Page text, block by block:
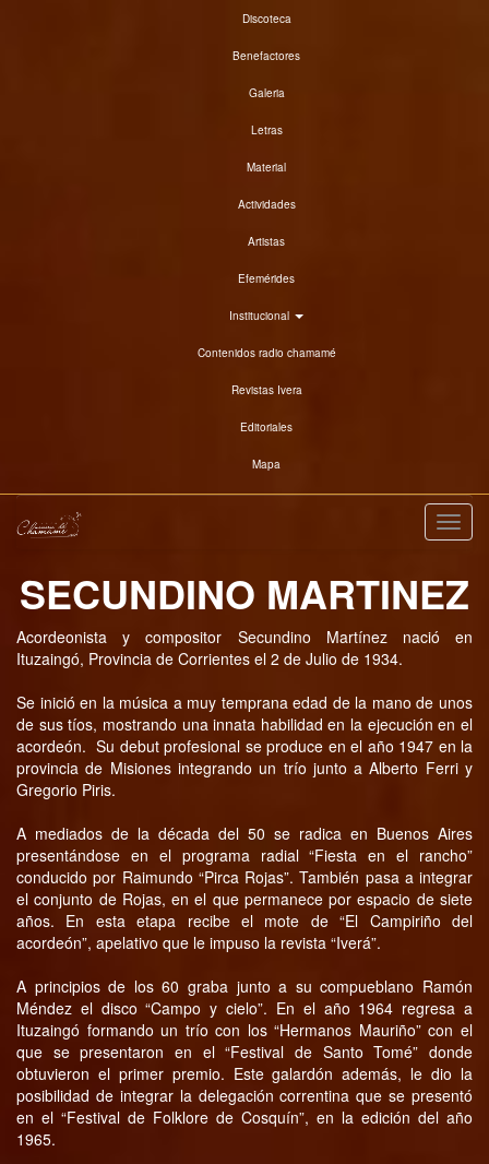
Discoteca
Benefactores
Galeria
Letras
Material
Actividades
Artistas
Efemérides
Institucional
Contenidos radio chamamé
Revistas Ivera
Editoriales
Mapa
SECUNDINO MARTINEZ
Acordeonista y compositor Secundino Martínez nació en
Ituzaingó, Provincia de Corrientes el 2 de Julio de 1934.
Se inició en la música a muy temprana edad de la mano de unos
de sus tíos, mostrando una innata habilidad en la ejecución en el
acordeón. Su debut profesional se produce en el año 1947 en la
provincia de Misiones integrando un trío junto a Alberto Ferri y
Gregorio Piris.
A mediados de la década del 50 se radica en Buenos Aires
presentándose en el programa radial “Fiesta en el rancho”
conducido por Raimundo “Pirca Rojas”. También pasa a integrar
el conjunto de Rojas, en el que permanece por espacio de siete
años. En esta etapa recibe el mote de “El Campiriño del
acordeón”, apelativo que le impuso la revista “Iverá”.
A principios de los 60 graba junto a su compueblano Ramón
Méndez el disco “Campo y cielo”. En el año 1964 regresa a
Ituzaingó formando un trío con los “Hermanos Mauriño” con el
que se presentaron en el “Festival de Santo Tomé” donde
obtuvieron el primer premio. Este galardón además, le dio la
posibilidad de integrar la delegación correntina que se presentó
en el “Festival de Folklore de Cosquín”, en la edición del año
1965.